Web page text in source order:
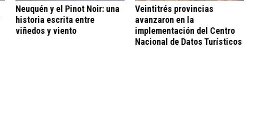
Neuquén y el Pinot Noir: una
historia escrita entre
viñedos y viento
Veintitrés provincias
avanzaron en la
implementación del Centro
Nacional de Datos Turísticos